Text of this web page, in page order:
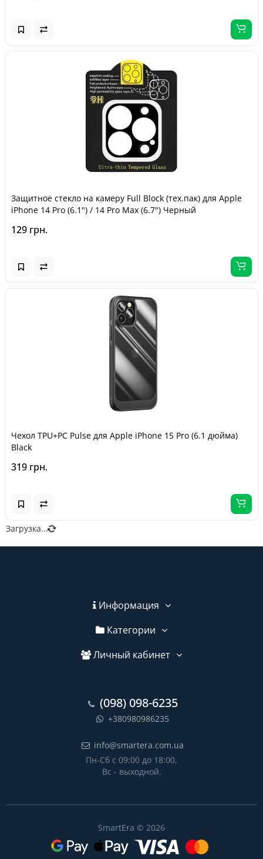
Защитное стекло на камеру Full Block (тех.пак) для Apple
iPhone 14 Pro (6.1") / 14 Pro Max (6.7") Черный
129 грн.
Чехол TPU+PC Pulse для Apple iPhone 15 Pro (6.1 дюйма)
Black
319 грн.
Загрузка...
Информация
Категории
Личный кабинет
(098) 098-6235
+380980986235
info@smartera.com.ua
Пн-Сб с 09:00 до 18:00,
Вс - выходной.
SmartEra © 2026